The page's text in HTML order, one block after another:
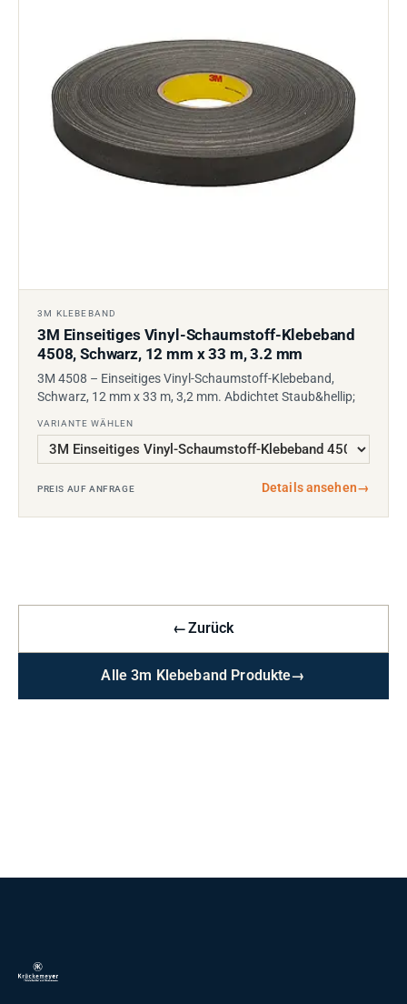
3M KLEBEBAND
3M Einseitiges Vinyl-Schaumstoff-Klebeband
4508, Schwarz, 12 mm x 33 m, 3.2 mm
3M 4508 – Einseitiges Vinyl-Schaumstoff-Klebeband,
Schwarz, 12 mm x 33 m, 3,2 mm. Abdichtet Staub&hellip;
VARIANTE WÄHLEN
PREIS AUF ANFRAGE Details ansehen→
←Zurück
Alle 3m Klebeband Produkte→